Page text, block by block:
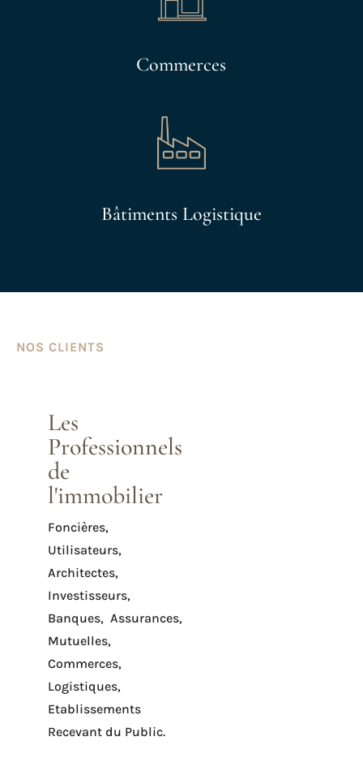
Commerces
Bâtiments Logistique
NOS CLIENTS
Les
Professionnels
de
l'immobilier
Foncières,
Utilisateurs,
Architectes,
Investisseurs,
Banques, Assurances,
Mutuelles,
Commerces,
Logistiques,
Etablissements
Recevant du Public.